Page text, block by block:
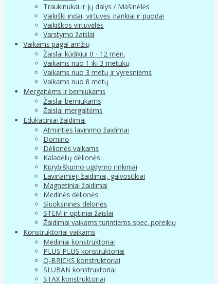
Traukinukai ir jų dalys / Mašinėlės
Vaikiški indai, virtuvės įrankiai ir puodai
Vaikiškos virtuvėlės
Varstymo žaislai
Vaikams pagal amžių
Žaislai kūdikiui 0 - 12 mėn.
Vaikams nuo 1 iki 3 metukų
Vaikams nuo 3 metų ir vyresniems
Vaikams nuo 8 metų
Mergaitėms ir berniukams
Žaislai berniukams
Žaislai mergaitėms
Edukaciniai žaidimai
Atminties lavinimo žaidimai
Domino
Dėlionės vaikams
Kaladėlių dėlionės
Kūrybiškumo ugdymo rinkiniai
Lavinamieji žaidimai, galvosūkiai
Magnetiniai žaidimai
Medinės dėlionės
Sluoksninės dėlonės
STEM ir optiniai žaislai
Žaidimai vaikams turintiems spec. poreikių
Konstruktoriai vaikams
Mediniai konstruktoriai
PLUS PLUS konstruktoriai
Q-BRICKS konstruktoriai
SLUBAN konstruktoriai
STAX konstruktoriai